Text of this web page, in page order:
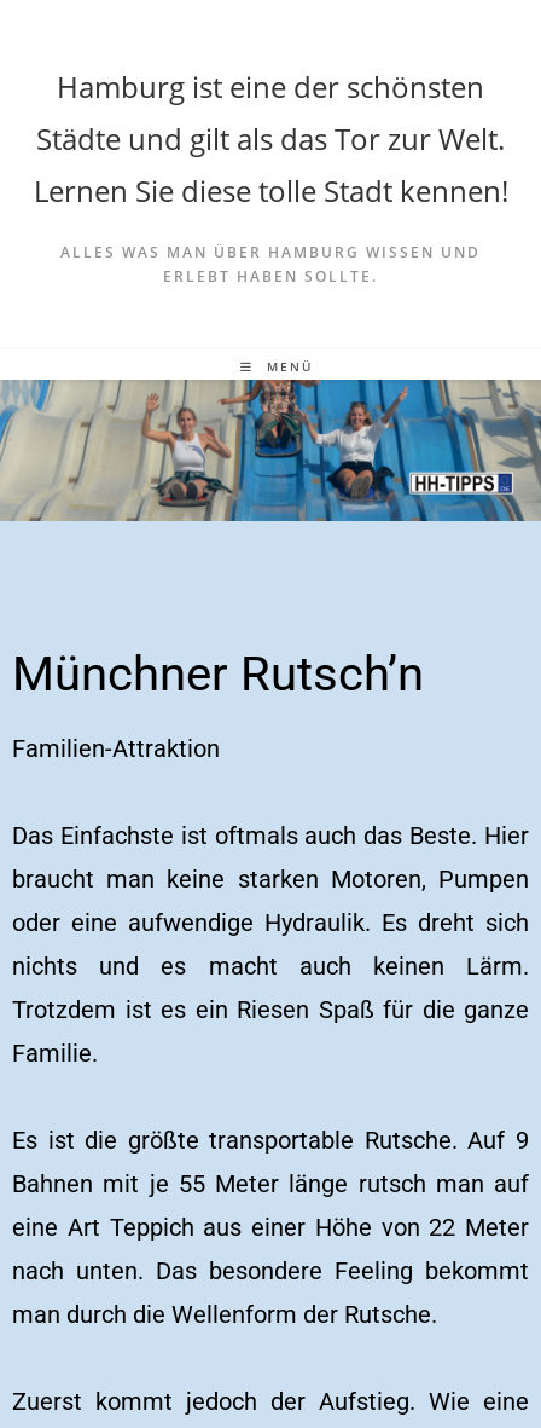
Hamburg ist eine der schönsten
Städte und gilt als das Tor zur Welt.
Lernen Sie diese tolle Stadt kennen!
ALLES WAS MAN ÜBER HAMBURG WISSEN UND
ERLEBT HABEN SOLLTE.
MENÜ
Münchner Rutsch’n
Familien-Attraktion
Das Einfachste ist oftmals auch das Beste. Hier
braucht man keine starken Motoren, Pumpen
oder eine aufwendige Hydraulik. Es dreht sich
nichts und es macht auch keinen Lärm.
Trotzdem ist es ein Riesen Spaß für die ganze
Familie.
Es ist die größte transportable Rutsche. Auf 9
Bahnen mit je 55 Meter länge rutsch man auf
eine Art Teppich aus einer Höhe von 22 Meter
nach unten. Das besondere Feeling bekommt
man durch die Wellenform der Rutsche.
Zuerst kommt jedoch der Aufstieg. Wie eine